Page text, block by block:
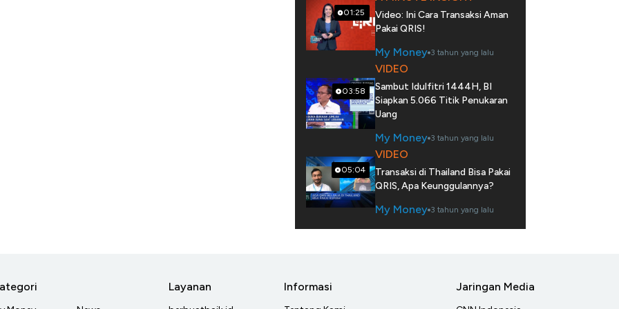
01:25
Video: Ini Cara Transaksi Aman
Pakai QRIS!
My Money 3 tahun yang lalu
03:58
VIDEO
Sambut Idulfitri 1444H, BI
Siapkan 5.066 Titik Penukaran
Uang
My Money 3 tahun yang lalu
05:04
VIDEO
Transaksi di Thailand Bisa Pakai
QRIS, Apa Keunggulannya?
My Money 3 tahun yang lalu
Layanan Informasi Jaringan Media